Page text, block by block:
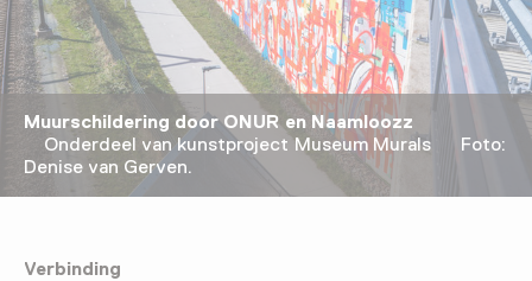
Muurschildering door ONUR en Naamloozz
Onderdeel van kunstproject Museum Murals Foto:
Denise van Gerven.
Verbinding